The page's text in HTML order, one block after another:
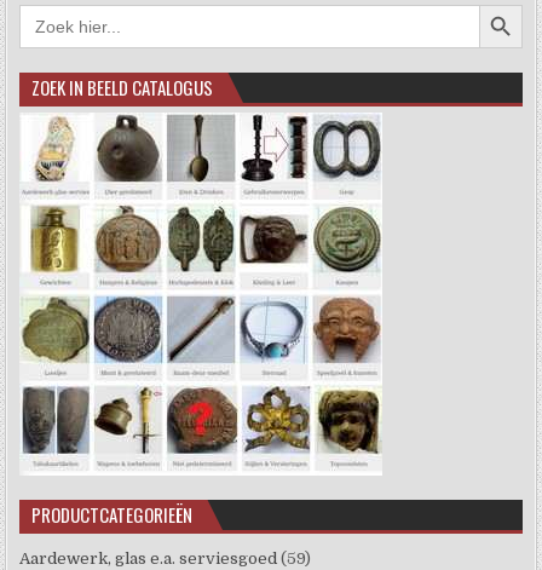
Zoek
naar:
ZOEK IN BEELD CATALOGUS
PRODUCTCATEGORIEËN
Aardewerk, glas e.a. serviesgoed (59)